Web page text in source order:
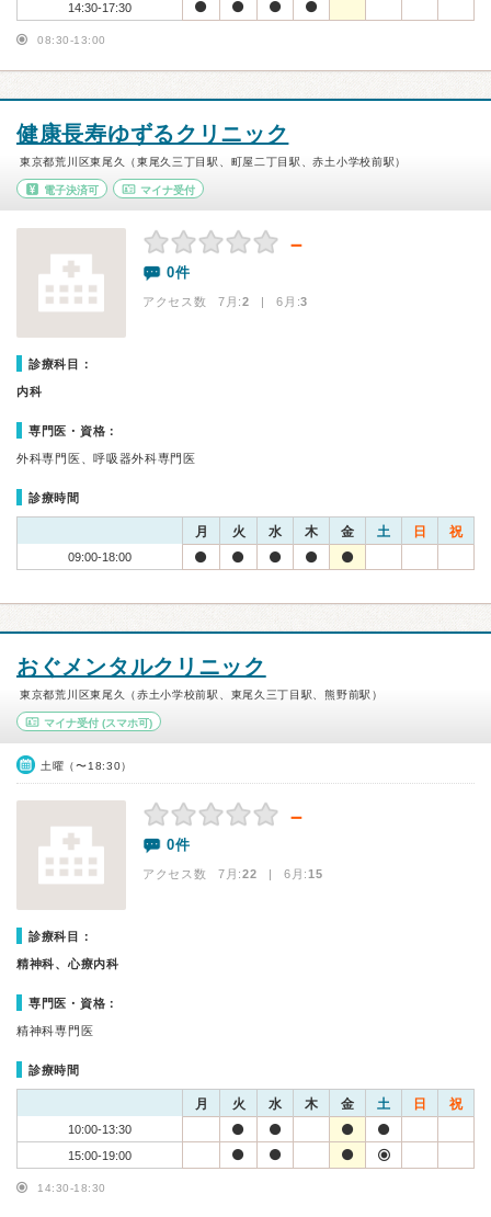
14:30-17:30
08:30-13:00
健康長寿ゆずるクリニック
東京都荒川区東尾久（東尾久三丁目駅、町屋二丁目駅、赤土小学校前駅）
電子決済可 マイナ受付
－
0件
アクセス数 7月:2 | 6月:3
診療科目：
内科
専門医・資格：
外科専門医、呼吸器外科専門医
診療時間
月 火 水 木 金 土 日 祝
09:00-18:00
おぐメンタルクリニック
東京都荒川区東尾久（赤土小学校前駅、東尾久三丁目駅、熊野前駅）
マイナ受付 (スマホ可)
土曜（〜18:30）
－
0件
アクセス数 7月:22 | 6月:15
診療科目：
精神科、心療内科
専門医・資格：
精神科専門医
診療時間
月 火 水 木 金 土 日 祝
10:00-13:30
15:00-19:00
14:30-18:30